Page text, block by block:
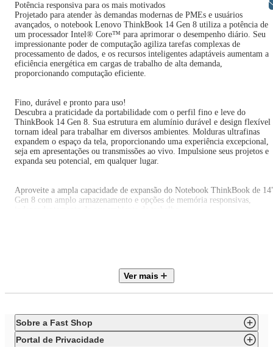
Potência responsiva para os mais motivados
Projetado para atender às demandas modernas de PMEs e usuários
avançados, o notebook Lenovo ThinkBook 14 Gen 8 utiliza a potência de
um processador Intel® Core™ para aprimorar o desempenho diário. Seu
impressionante poder de computação agiliza tarefas complexas de
processamento de dados, e os recursos inteligentes adaptáveis aumentam a
eficiência energética em cargas de trabalho de alta demanda,
proporcionando computação eficiente.
Fino, durável e pronto para uso!
Descubra a praticidade da portabilidade com o perfil fino e leve do
ThinkBook 14 Gen 8. Sua estrutura em alumínio durável e design flexível
tornam ideal para trabalhar em diversos ambientes. Molduras ultrafinas
expandem o espaço da tela, proporcionando uma experiência excepcional,
seja em apresentações ou transmissões ao vivo. Impulsione seus projetos e
expanda seu potencial, em qualquer lugar.
Aproveite a ampla capacidade de expansão do Notebook ThinkBook de
Gen 8 com amplo armazenamento e opções de memória responsivas,
online consistente, mantendo o ruído ambiente sob controle.
MARCA
Lenovo
Ver mais
Sobre a Fast Shop
Portal de Privacidade